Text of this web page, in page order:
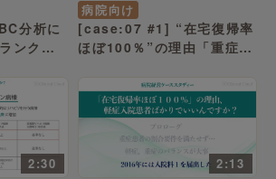
分析に
ンクの
ィー ）
病院向け
[case:07 #1] “在宅復帰率
ほぼ100％”の理由「重症患
ず…」（病院経営ケースス
タディー ）
2:30
2:13